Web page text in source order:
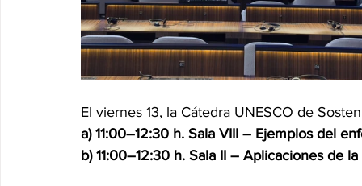
El viernes 13, la Cátedra UNESCO de
a) 11:00–12:30 h. Sala VIII – Ejemplos del
b) 11:00–12:30 h. Sala II – Aplicaciones de